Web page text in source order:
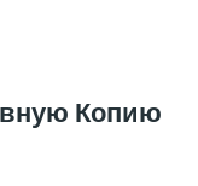
Копию